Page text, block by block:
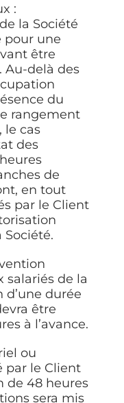
:
la Société
pour une
être
Au-delà des
du
rangement
le cas
des
de
en tout
par le Client
Société.
salariés de la
d’une durée
être
à l’avance.
ou
par le Client
de 48 heures
sera mis